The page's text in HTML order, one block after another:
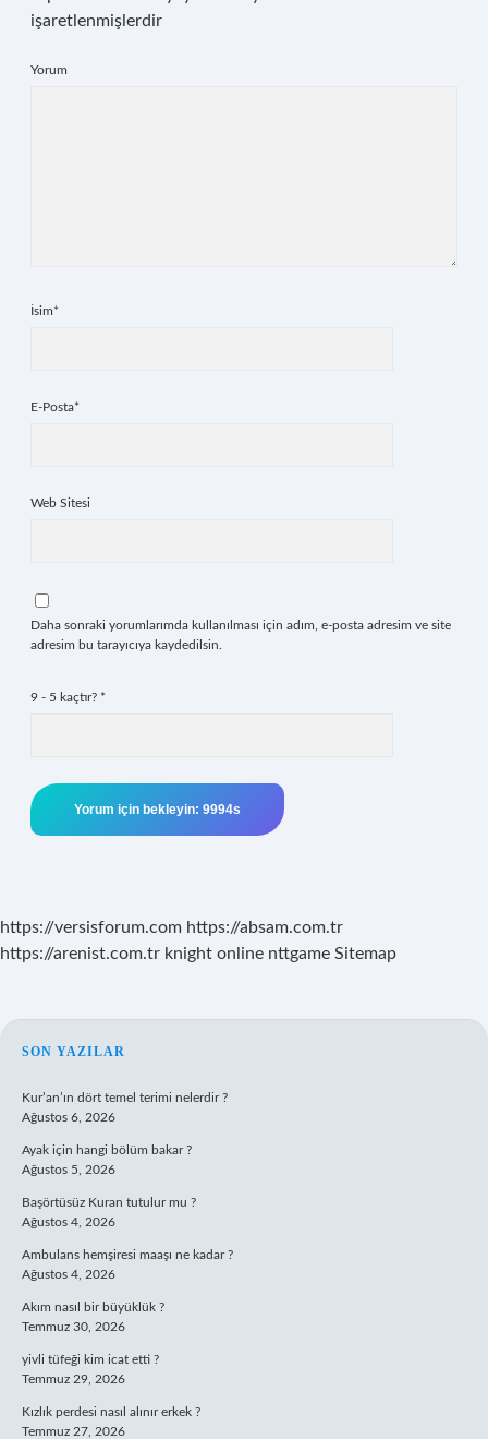
işaretlenmişlerdir
Yorum
İsim*
E-Posta*
Web Sitesi
Daha sonraki yorumlarımda kullanılması için adım, e-posta adresim ve site
adresim bu tarayıcıya kaydedilsin.
9 - 5 kaçtır? *
https://versisforum.com https://absam.com.tr
https://arenist.com.tr knight online nttgame Sitemap
SIDEBAR
SON YAZILAR
Kur’an’ın dört temel terimi nelerdir ?
Ağustos 6, 2026
Ayak için hangi bölüm bakar ?
Ağustos 5, 2026
Başörtüsüz Kuran tutulur mu ?
Ağustos 4, 2026
Ambulans hemşiresi maaşı ne kadar ?
Ağustos 4, 2026
Akım nasıl bir büyüklük ?
Temmuz 30, 2026
yivli tüfeği kim icat etti ?
Temmuz 29, 2026
Kızlık perdesi nasıl alınır erkek ?
Temmuz 27, 2026